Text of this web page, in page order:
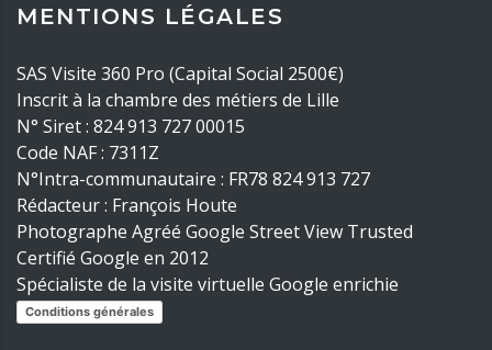
MENTIONS LÉGALES
SAS Visite 360 Pro (Capital Social 2500€)
Inscrit à la chambre des métiers de Lille
N° Siret : 824 913 727 00015
Code NAF : 7311Z
N°Intra-communautaire : FR78 824 913 727
Rédacteur : François Houte
Photographe Agréé Google Street View Trusted
Certifié Google en 2012
Spécialiste de la visite virtuelle Google enrichie
Conditions générales